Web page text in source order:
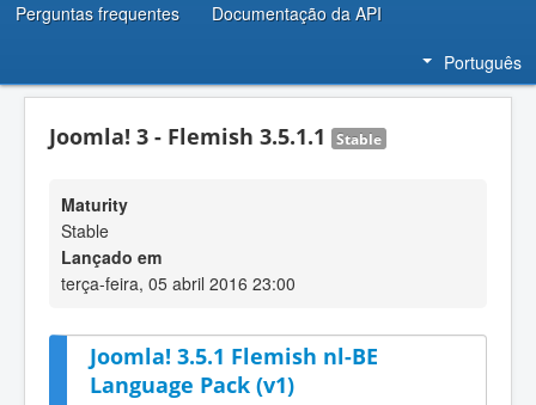
Perguntas frequentes Documentação da API
Português
Joomla! 3 - Flemish 3.5.1.1 Stable
Maturity
Stable
Lançado em
terça-feira, 05 abril 2016 23:00
Joomla! 3.5.1 Flemish nl-BE
Language Pack (v1)